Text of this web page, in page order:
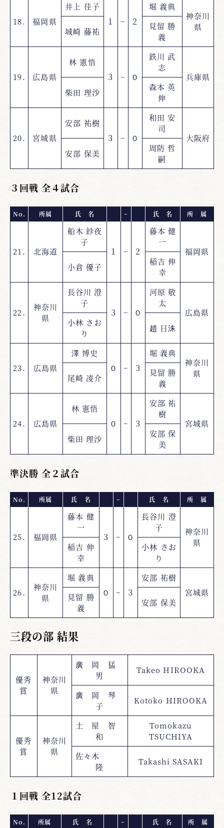
18. 福岡県
井上 佳子
１
− ２
堀 義典
神奈川
県
城崎 藤祐
見留 勝
義
19. 広島県
林 憲悟
３
− ０
鉄川 武
志
兵庫県
柴田 理沙
森本 英
伸
20. 宮城県
安部 祐樹
３
− ０
和田 安
司
大阪府
安部 保美
周防 哲
嗣
３回戦 全４試合
No. 所属 氏 名 − 氏 名 所 属
21. 北海道
船木 紗夜
子
１
− ２
藤本 健
一
福岡県
小倉 優子
稲吉 伸
幸
22.
神奈川
県
長谷川 澄
子
３
− ０
河原 敬
太
広島県
小林 さお
り
趙 日洙
23. 広島県
澤 博史
０
− ３
堀 義典
神奈川
県
尾崎 凌介
見留 勝
義
24. 広島県
林 憲悟
０
− ３
安部 祐
樹
宮城県
柴田 理沙
安部 保
美
準決勝 全２試合
No. 所属 氏 名 − 氏 名 所 属
25. 福岡県
藤本 健
一
３
− ０
長谷川 澄
子
神奈川
県
稲吉 伸
幸
小林 さお
り
26.
神奈川
県
堀 義典
０
− ３
安部 祐樹
宮城県
見留 勝
義
安部 保美
三段の部 結果
優秀
賞
神奈川
県
廣 岡 猛
男
Takeo HIROOKA
廣 岡 琴
子
Kotoko HIROOKA
優秀
賞
神奈川
県
土 屋 智
和
Tomokazu
TSUCHIYA
佐々木
隆
Takashi SASAKI
１回戦 全12試合
No. 所属 氏 名 − 氏 名 所 属